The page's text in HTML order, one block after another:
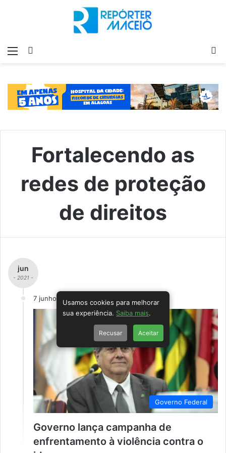
Menu
Fortalecendo as
redes de proteção
de direitos
jun
- 2021 -
7 junho
Governo Federal
Governo lança campanha de
enfrentamento à violência contra o
Usamos cookies para melhorar
sua experiência. Saiba mais.
Recusar Aceitar